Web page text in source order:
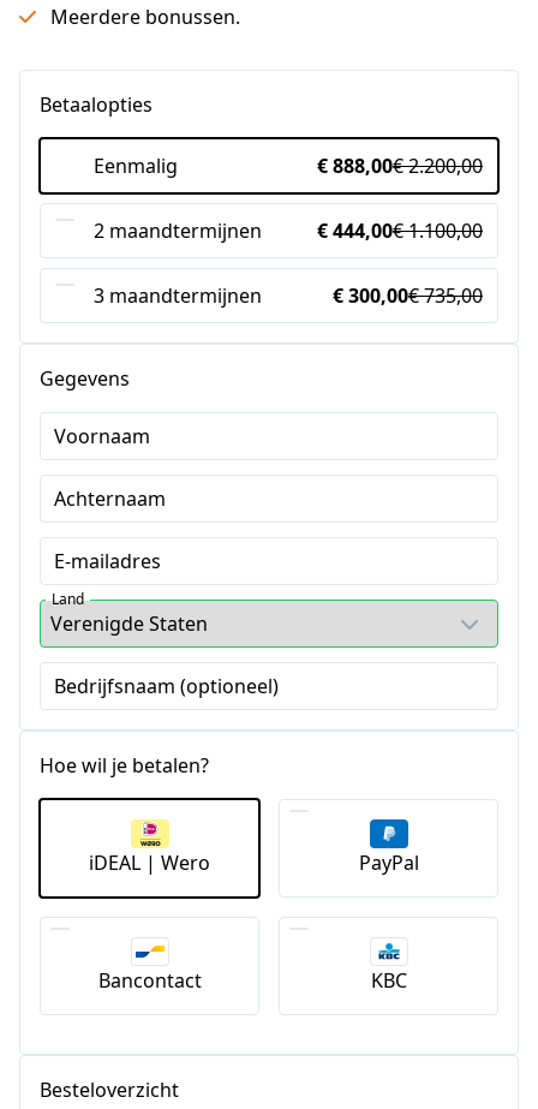
Meerdere bonussen.
Betaalopties
Eenmalig € 888,00€ 2.200,00
2 maandtermijnen € 444,00€ 1.100,00
3 maandtermijnen € 300,00€ 735,00
Gegevens
Voornaam
Achternaam
E-mailadres
Land
Bedrijfsnaam (optioneel)
Hoe wil je betalen?
iDEAL | Wero PayPal
Bancontact KBC
Besteloverzicht